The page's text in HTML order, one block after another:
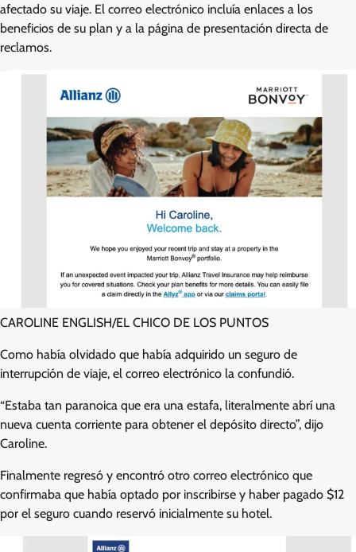
afectado su viaje. El correo electrónico incluía enlaces a los
beneficios de su plan y a la página de presentación directa de
reclamos.
CAROLINE ENGLISH/EL CHICO DE LOS PUNTOS
Como había olvidado que había adquirido un seguro de
interrupción de viaje, el correo electrónico la confundió.
“Estaba tan paranoica que era una estafa, literalmente abrí una
nueva cuenta corriente para obtener el depósito directo”, dijo
Caroline.
Finalmente regresó y encontró otro correo electrónico que
confirmaba que había optado por inscribirse y haber pagado $12
por el seguro cuando reservó inicialmente su hotel.